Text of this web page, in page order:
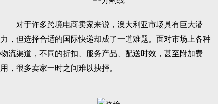
对于许多跨境电商卖家来说，澳大利亚市场具有巨大潜
力，但选择合适的国际快递却成了一道难题。面对市场上各种
物流渠道，不同的折扣、服务产品、配送时效，甚至附加费
用，很多卖家一时之间难以抉择。